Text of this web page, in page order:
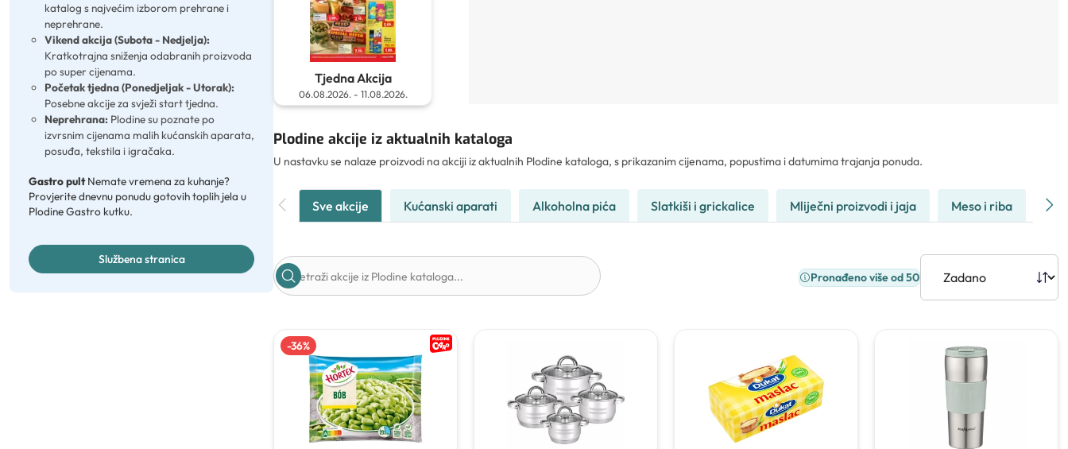
Tjedna Akcija
06.08.2026.- 11.08.2026.
Plodine akcije iz aktualnih kataloga
U nastavku se nalaze proizvodi na akciji iz aktualnih Plodine kataloga, s prikazanim cijenama, popustima i datumima trajanja ponuda.
Sve akcije Kućanski aparati Alkoholna pića Slatkiši i grickalice Mliječni proizvodi i jaja Meso i riba
Pronađeno više od 50
-36%
katalog s najvećim izborom prehrane i
neprehrane.
Vikend akcija (Subota - Nedjelja):
Kratkotrajna sniženja odabranih proizvoda
po super cijenama.
Početak tjedna (Ponedjeljak - Utorak):
Posebne akcije za svježi start tjedna.
Neprehrana: Plodine su poznate po
izvrsnim cijenama malih kućanskih aparata,
posuđa, tekstila i igračaka.
Gastro pultNemate vremena za kuhanje?
Provjerite dnevnu ponudu gotovih toplih jela u
Plodine Gastro kutku.
Službena stranica